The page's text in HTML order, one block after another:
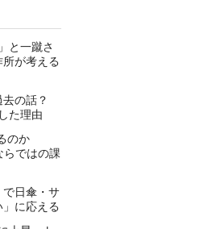
と一蹴さ
が考える
去の話？
た理由
のか
らではの課
で日傘・サ
に応える